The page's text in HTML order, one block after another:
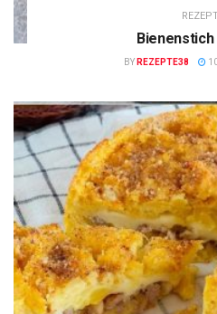
BY REZEPTE38